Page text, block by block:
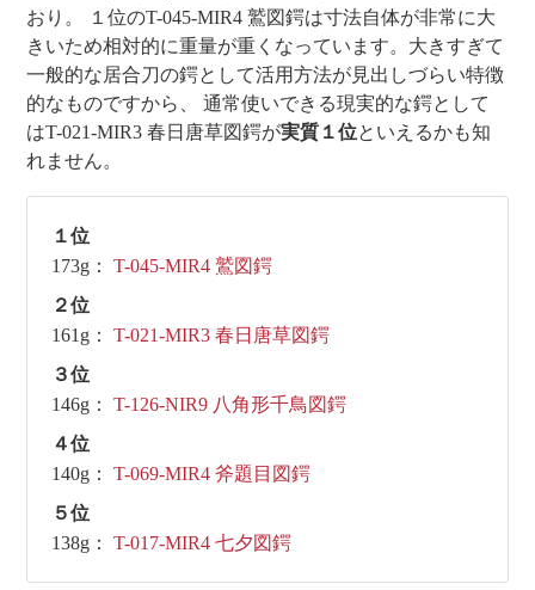
おり。 １位のT-045-MIR4 鷲図鍔は寸法自体が非常に大
きいため相対的に重量が重くなっています。大きすぎて
一般的な居合刀の鍔として活用方法が見出しづらい特徴
的なものですから、 通常使いできる現実的な鍔として
はT-021-MIR3 春日唐草図鍔が実質１位といえるかも知
れません。
１位
173g：T-045-MIR4 鷲図鍔
２位
161g：T-021-MIR3 春日唐草図鍔
３位
146g：T-126-NIR9 八角形千鳥図鍔
４位
140g：T-069-MIR4 斧題目図鍔
５位
138g：T-017-MIR4 七夕図鍔